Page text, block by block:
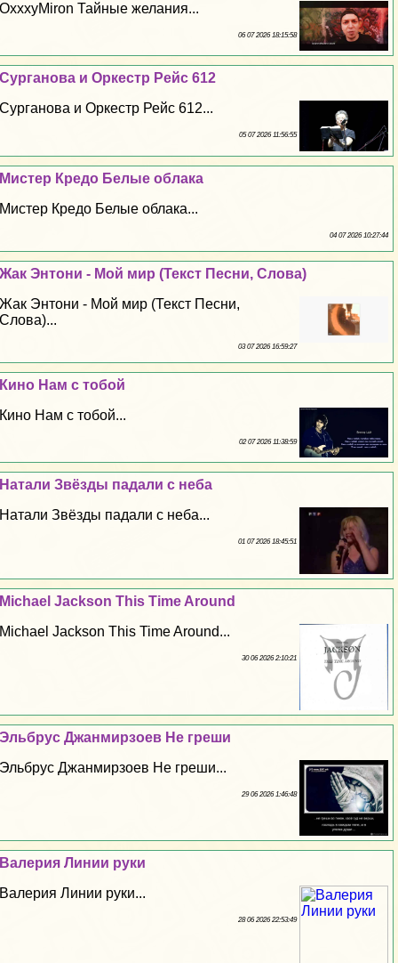
OxxxyMiron Тайные желания...
06 07 2026 18:15:58
Сурганова и Оркестр Рейс 612
Сурганова и Оркестр Рейс 612...
05 07 2026 11:56:55
Мистер Кредо Белые облака
Мистер Кредо Белые облака...
04 07 2026 10:27:44
Жак Энтони - Мой мир (Текст Песни, Слова)
Жак Энтони - Мой мир (Текст Песни,
Слова)...
03 07 2026 16:59:27
Кино Нам с тобой
Кино Нам с тобой...
02 07 2026 11:38:59
Натали Звёзды падали с неба
Натали Звёзды падали с неба...
01 07 2026 18:45:51
Michael Jackson This Time Around
Michael Jackson This Time Around...
30 06 2026 2:10:21
Эльбрус Джанмирзоев Не греши
Эльбрус Джанмирзоев Не греши...
29 06 2026 1:46:48
Валерия Линии руки
Валерия Линии руки...
28 06 2026 22:53:49